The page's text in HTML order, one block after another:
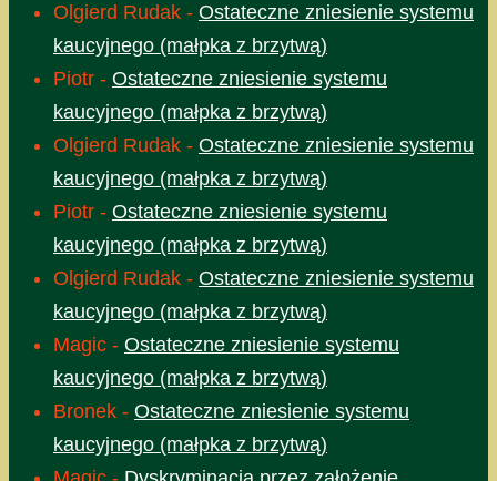
Olgierd Rudak - Ostateczne zniesienie systemu
kaucyjnego (małpka z brzytwą)
Piotr - Ostateczne zniesienie systemu
kaucyjnego (małpka z brzytwą)
Olgierd Rudak - Ostateczne zniesienie systemu
kaucyjnego (małpka z brzytwą)
Piotr - Ostateczne zniesienie systemu
kaucyjnego (małpka z brzytwą)
Olgierd Rudak - Ostateczne zniesienie systemu
kaucyjnego (małpka z brzytwą)
Magic - Ostateczne zniesienie systemu
kaucyjnego (małpka z brzytwą)
Bronek - Ostateczne zniesienie systemu
kaucyjnego (małpka z brzytwą)